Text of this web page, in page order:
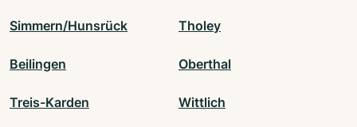
Simmern/Hunsrück Tholey
Beilingen Oberthal
Treis-Karden Wittlich